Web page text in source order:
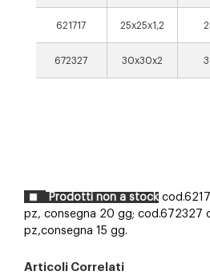
621717 25x25x1,2
672327 30x30x2
Prodotti non a stock
pz, consegna 20 gg; cod.672327
pz,consegna 15 gg.
Articoli Correlati